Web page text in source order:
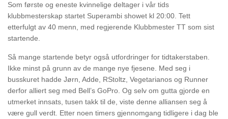
Som første og eneste kvinnelige deltager i vår tids
klubbmesterskap startet Superambi showet kl 20:00. Tett
etterfulgt av 40 menn, med regjerende Klubbmester TT som sist
startende.
Så mange startende betyr også utfordringer for tidtakerstaben.
Ikke minst på grunn av de mange nye fjesene. Med seg i
busskuret hadde Jørn, Adde, RStoltz, Vegetarianos og Runner
derfor alliert seg med Bell’s GoPro. Og selv om gutta gjorde en
utmerket innsats, tusen takk til de, viste denne alliansen seg å
være gull verdt. Etter noen timers gjennomgang tidligere i dag ble